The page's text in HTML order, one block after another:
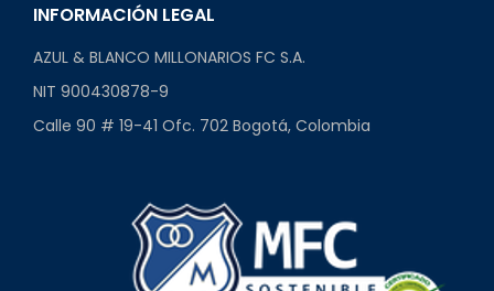
INFORMACIÓN LEGAL
AZUL & BLANCO MILLONARIOS FC S.A.
NIT 900430878-9
Calle 90 # 19-41 Ofc. 702 Bogotá, Colombia